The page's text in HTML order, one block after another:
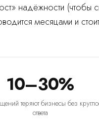
надёжности (чтобы
месяцами и
10–30%
теряют бизнесы без
ответа